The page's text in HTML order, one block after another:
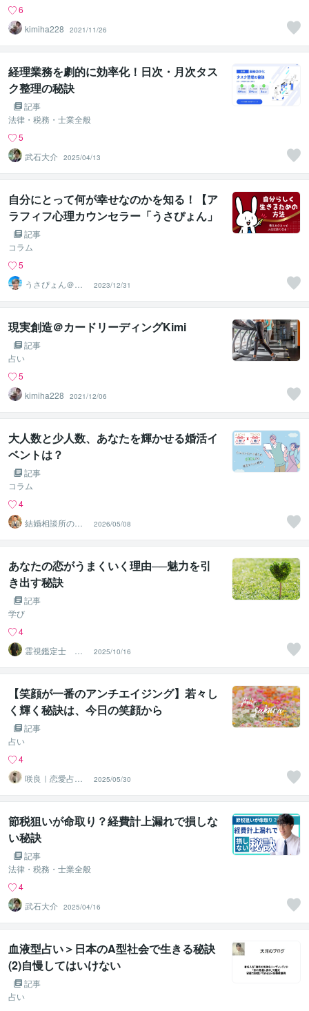
6
kimiha228
2021/11/26
経理業務を劇的に効率化！日次・月次タス
ク整理の秘訣
記事
法律・税務・士業全般
5
武石大介 2025/04/13
自分にとって何が幸せなのかを知る！【ア
ラフィフ心理カウンセラー「うさぴょん」
のココナラ電話相談】
記事
コラム
5
うさぴょん＠癒
し系アラフィフ
心寄り添い人
2023/12/31
現実創造＠カードリーディングKimi
記事
占い
5
kimiha228
2021/12/06
大人数と少人数、あなたを輝かせる婚活イ
ベントは？
記事
コラム
4
結婚相談所の代
表カウンセラー
松尾
2026/05/08
あなたの恋がうまくいく理由──魅力を引
き出す秘訣
記事
学び
4
霊視鑑定士 神
凪
2025/10/16
【笑顔が一番のアンチエイジング】若々し
く輝く秘訣は、今日の笑顔から
記事
占い
4
咲良｜恋愛占い
心導師
2025/05/30
節税狙いが命取り？経費計上漏れで損しな
い秘訣
記事
法律・税務・士業全般
4
武石大介 2025/04/16
血液型占い＞日本のA型社会で生きる秘訣
(2)自慢してはいけない
記事
占い